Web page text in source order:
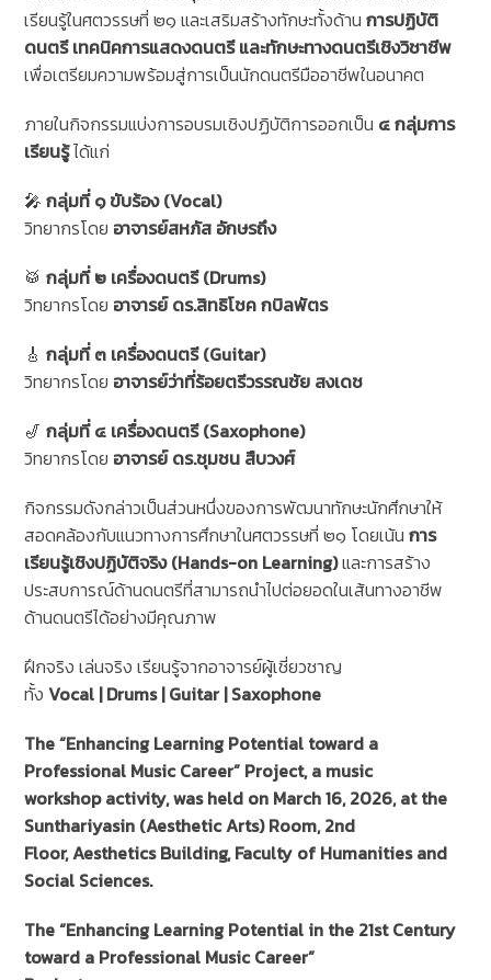
เรียนรู้ในศตวรรษที่ ๒๑ และเสริมสร้างทักษะทั้งด้านการปฏิบัติ
ดนตรี เทคนิคการแสดงดนตรี และทักษะทางดนตรีเชิงวิชาชีพ
เพื่อเตรียมความพร้อมสู่การเป็นนักดนตรีมืออาชีพในอนาคต
ภายในกิจกรรมแบ่งการอบรมเชิงปฏิบัติการออกเป็น ๔ กลุ่มการ
เรียนรู้ได้แก่
🎤กลุ่มที่ ๑ ขับร้อง (Vocal)
วิทยากรโดย อาจารย์สหภัส อักษรถึง
🥁กลุ่มที่ ๒ เครื่องดนตรี (Drums)
วิทยากรโดย อาจารย์ ดร.สิทธิโชค กบิลพัตร
🎸กลุ่มที่ ๓ เครื่องดนตรี (Guitar)
วิทยากรโดย อาจารย์ว่าที่ร้อยตรีวรรณชัย สงเดช
🎷กลุ่มที่ ๔ เครื่องดนตรี (Saxophone)
วิทยากรโดย อาจารย์ ดร.ชุมชน สืบวงศ์
กิจกรรมดังกล่าวเป็นส่วนหนึ่งของการพัฒนาทักษะนักศึกษาให้
สอดคล้องกับแนวทางการศึกษาในศตวรรษที่ ๒๑ โดยเน้นการ
เรียนรู้เชิงปฏิบัติจริง (Hands-on Learning)และการสร้าง
ประสบการณ์ด้านดนตรีที่สามารถนำไปต่อยอดในเส้นทางอาชีพ
ด้านดนตรีได้อย่างมีคุณภาพ
ฝึกจริง เล่นจริง เรียนรู้จากอาจารย์ผู้เชี่ยวชาญ
ทั้งVocal | Drums | Guitar | Saxophone
The “Enhancing Learning Potential toward a
Professional Music Career” Project, a music
workshop activity, was held on March 16, 2026, at the
Sunthariyasin (Aesthetic Arts) Room, 2nd
Floor, Aesthetics Building, Faculty of Humanities and
Social Sciences.
The “Enhancing Learning Potential in the 21st Century
toward a Professional Music Career”